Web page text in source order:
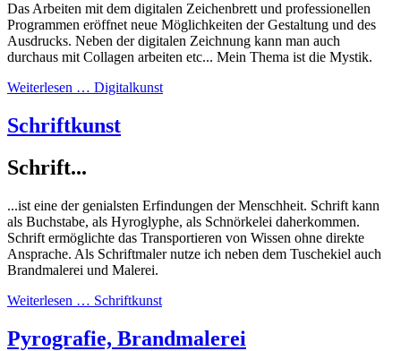
Das Arbeiten mit dem digitalen Zeichenbrett und professionellen
Programmen eröffnet neue Möglichkeiten der Gestaltung und des
Ausdrucks. Neben der digitalen Zeichnung kann man auch
durchaus mit Collagen arbeiten etc... Mein Thema ist die Mystik.
Weiterlesen … Digitalkunst
Schriftkunst
Schrift...
...ist eine der genialsten Erfindungen der Menschheit. Schrift kann
als Buchstabe, als Hyroglyphe, als Schnörkelei daherkommen.
Schrift ermöglichte das Transportieren von Wissen ohne direkte
Ansprache. Als Schriftmaler nutze ich neben dem Tuschekiel auch
Brandmalerei und Malerei.
Weiterlesen … Schriftkunst
Pyrografie, Brandmalerei